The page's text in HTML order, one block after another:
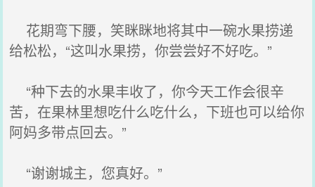
花期弯下腰，笑眯眯地将其中一碗水果捞递
给松松，“这叫水果捞，你尝尝好不好吃。”
“种下去的水果丰收了，你今天工作会很辛
苦，在果林里想吃什么吃什么，下班也可以给你
阿妈多带点回去。”
“谢谢城主，您真好。”